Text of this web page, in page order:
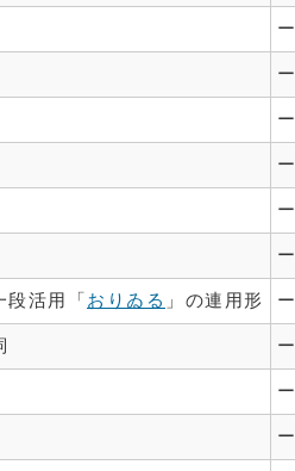
ー
ー
ー
ー
ー
ー
段活用「 おりゐる 」の連用形 ー
ー
ー
ー